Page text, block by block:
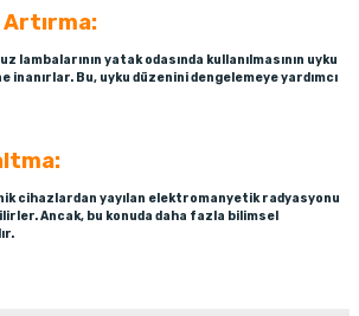
lambalarının yatak odasında kullanılmasının uyku
Bu, uyku düzenini dengelemeye yardımcı
cihazlardan yayılan elektromanyetik radyasyonu
Ancak, bu konuda daha fazla bilimsel